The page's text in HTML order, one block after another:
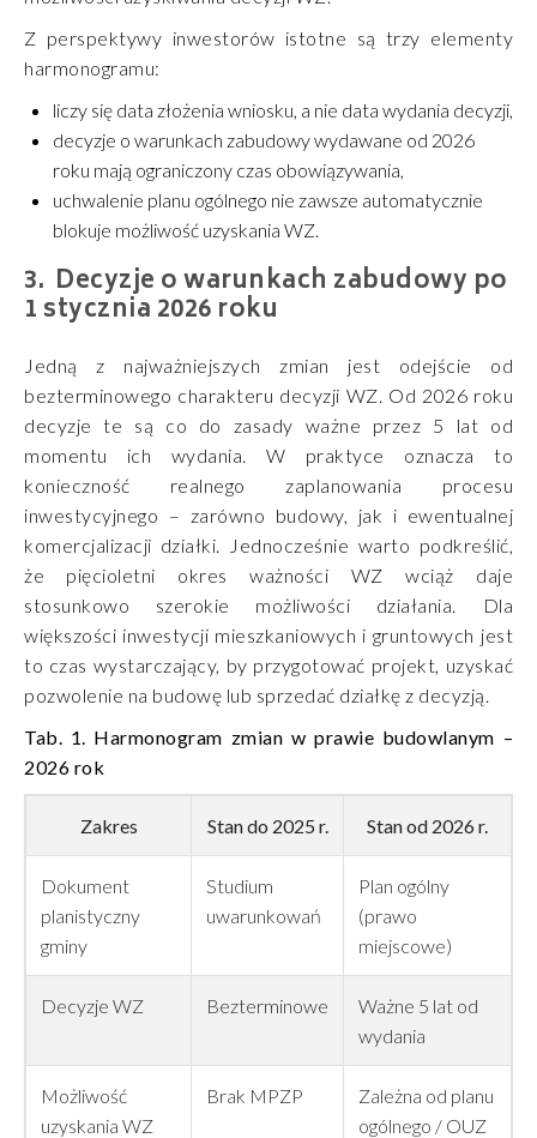
Z perspektywy inwestorów istotne są trzy elementy
harmonogramu:
liczy się data złożenia wniosku, a nie data wydania decyzji,
decyzje o warunkach zabudowy wydawane od 2026
roku mają ograniczony czas obowiązywania,
uchwalenie planu ogólnego nie zawsze automatycznie
blokuje możliwość uzyskania WZ.
Decyzje o warunkach zabudowy po
1 stycznia 2026 roku
Jedną z najważniejszych zmian jest odejście od
bezterminowego charakteru decyzji WZ. Od 2026 roku
decyzje te są co do zasady ważne przez 5 lat od
momentu ich wydania. W praktyce oznacza to
konieczność realnego zaplanowania procesu
inwestycyjnego – zarówno budowy, jak i ewentualnej
komercjalizacji działki. Jednocześnie warto podkreślić,
że pięcioletni okres ważności WZ wciąż daje
stosunkowo szerokie możliwości działania. Dla
większości inwestycji mieszkaniowych i gruntowych jest
to czas wystarczający, by przygotować projekt, uzyskać
pozwolenie na budowę lub sprzedać działkę z decyzją.
Tab. 1. Harmonogram zmian w prawie budowlanym –
2026 rok
Zakres Stan do 2025 r. Stan od 2026 r.
Dokument
planistyczny
gminy
Studium
uwarunkowań
Plan ogólny
(prawo
miejscowe)
Decyzje WZ Bezterminowe
Ważne 5 lat od
wydania
Możliwość
uzyskania WZ
Brak MPZP
Zależna od planu
ogólnego / OUZ